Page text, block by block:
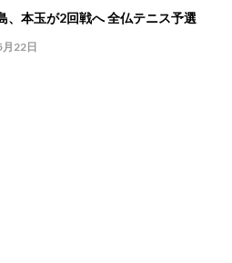
、本玉が2回戦へ 全仏テニス予選
22日